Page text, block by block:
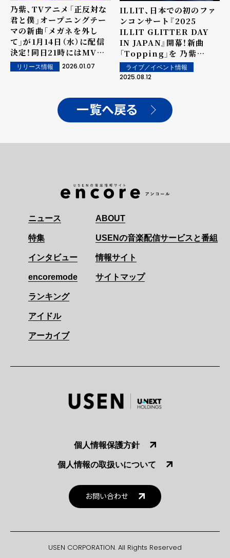
乃紫、TVアニメ「正反対な
君と僕」オープニングテー
マの新曲「メガネを外し
て」が1月14日（水）に配信
決定！同日21時にはMVも
公開。
リリース情報 2026.01.07
ILLIT、日本での初のファ
ンコンサート『2025
ILLIT GLITTER DAY
IN JAPAN』開幕！新曲
「Topping」を 乃紫
(noa)とサプライズ披露！
「♡桃色片想い♡」などのJ-
ライブ／イベント情報
2025.08.12
一覧へ戻る
ニュース
特集
インタビュー
encoremode
ランキング
アイドル
アーカイブ
ABOUT
USENの音楽配信サービスと番組
情報サイト
サイトマップ
個人情報保護方針
個人情報の取扱いについて
お問い合わせ
USEN CORPORATION. All Rights Reserved